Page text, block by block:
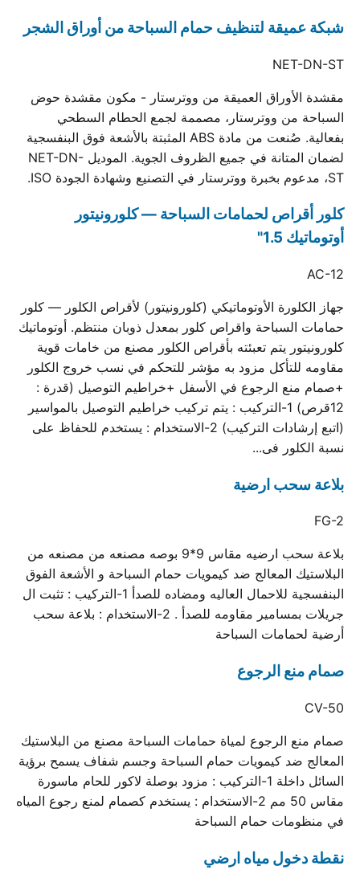
شبكة عميقة لتنظيف حمام السباحة من أوراق الشجر
NET-DN-ST
مقشدة الأوراق العميقة من ووترستار - مكون مقشدة حوض
السباحة من ووترستار، مصممة لجمع الحطام السطحي
بفعالية. صُنعت من مادة ABS المثبتة بالأشعة فوق البنفسجية
لضمان المتانة في جميع الظروف الجوية. الموديل NET-DN-
ST، مدعوم بخبرة ووترستار في التصنيع وشهادة الجودة ISO.
كلور أقراص لحمامات السباحة — كلورونيتور
أوتوماتيك 1.5"
AC-12
جهاز الكلورة الأوتوماتيكي (كلورونيتور) لأقراص الكلور — كلور
حمامات السباحة واقراص كلور بمعدل ذوبان منتظم. أوتوماتيك
كلورونيتور يتم تعبئته بأقراص الكلور مصنع من خامات قوية
مقاومه للتأكل مزود به مؤشر للتحكم في نسب خروج الكلور
+صمام منع الرجوع في الأسفل +خراطيم التوصيل (قدرة :
12قرص) 1-التركيب : يتم تركيب خراطيم التوصيل بالمواسير
(اتبع إرشادات التركيب) 2-الاستخدام : يستخدم للحفاظ على
نسبة الكلور فى...
بلاعة سحب ارضية
FG-2
بلاعة سحب ارضيه مقاس 9*9 بوصه مصنعه من مصنعه من
البلاستيك المعالج ضد كيمويات حمام السباحة و الأشعة الفوق
البنفسجية للاحمال العاليه ومضاده للصدأ 1-التركيب : تثبت ال
جريلات بمسامير مقاومه للصدأ . 2-الاستخدام : بلاعة سحب
أرضية لحمامات السباحة
صمام منع الرجوع
CV-50
صمام منع الرجوع لمياة حمامات السباحة مصنع من البلاستيك
المعالج ضد كيمويات حمام السباحة وجسم شفاف يسمح برؤية
السائل داخلة 1-التركيب : مزود بوصلة لاكور للحام ماسورة
مقاس 50 مم 2-الاستخدام : يستخدم كصمام لمنع رجوع المياه
في منظومات حمام السباحة
نقطة دخول مياه ارضي